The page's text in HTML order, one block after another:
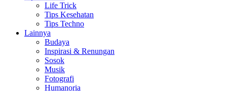
Life Trick
Tips Kesehatan
Tips Techno
Lainnya
Budaya
Inspirasi & Renungan
Sosok
Musik
Fotografi
Humanoria